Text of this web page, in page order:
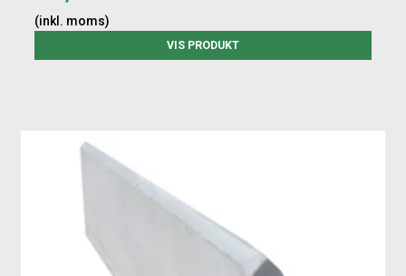
(inkl. moms)
VIS PRODUKT